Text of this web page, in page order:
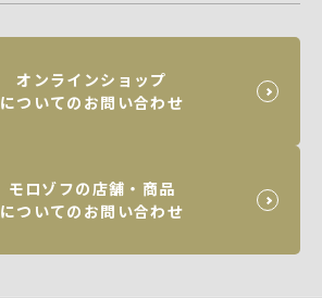
オンラインショップ
についてのお問い合わせ
モロゾフの店舗・商品
についてのお問い合わせ